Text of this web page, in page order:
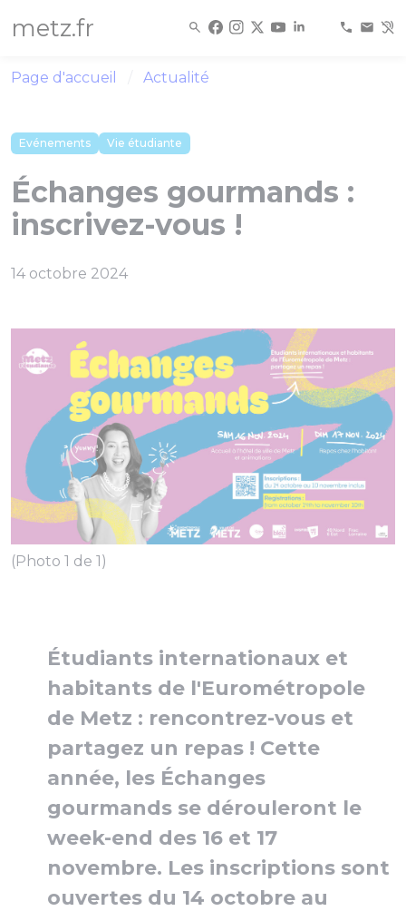
metz.fr
Page d'accueil Actualité
Evénements Vie étudiante
Échanges gourmands :
inscrivez-vous !
14 octobre 2024
(Photo 1 de 1)
Étudiants internationaux et
habitants de l'Eurométropole
de Metz : rencontrez-vous et
partagez un repas ! Cette
année, les Échanges
gourmands se dérouleront le
week-end des 16 et 17
novembre. Les inscriptions sont
ouvertes du 14 octobre au